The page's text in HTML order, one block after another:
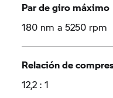
Par de giro máximo
180 nm a 5250 rpm
Relación de
12,2 : 1